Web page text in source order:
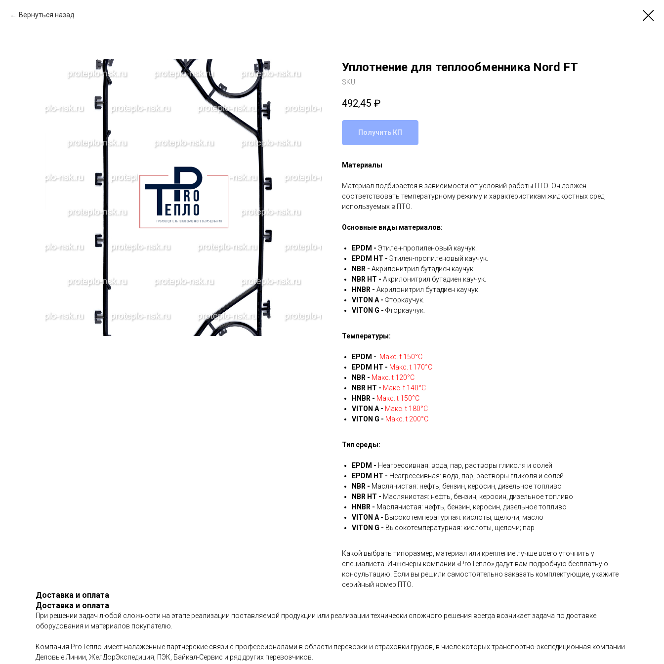
Вернуться назад
Уплотнение для теплообменника Nord FT
SKU:
492,45 ₽
Получить КП
Материалы
Материал подбирается в зависимости от условий работы ПТО. Он должен
соответствовать температурному режиму и характеристикам жидкостных сред,
используемых в ПТО.
Основные виды материалов:
EPDM - Этилен-пропиленовый каучук.
EPDM HT - Этилен-пропиленовый каучук.
NBR - Акрилонитрил бутадиен каучук.
NBR HT - Акрилонитрил бутадиен каучук.
HNBR - Акрилонитрил бутадиен каучук.
VITON A - Фторкаучук.
VITON G - Фторкаучук.
Температуры:
EPDM - Макс. t 150°С
EPDM HT - Макс. t 170°С
NBR - Макс. t 120°С
NBR HT - Макс. t 140°С
HNBR - Макс. t 150°С
VITON A - Макс. t 180°С
VITON G - Макс. t 200°С
Тип среды:
EPDM - Неагрессивная: вода, пар, растворы гликоля и солей
EPDM HT - Неагрессивная: вода, пар, растворы гликоля и солей
NBR - Маслянистая: нефть, бензин, керосин, дизельное топливо
NBR HT - Маслянистая: нефть, бензин, керосин, дизельное топливо
HNBR - Маслянистая: нефть, бензин, керосин, дизельное топливо
VITON A - Высокотемпературная: кислоты, щелочи; масло
VITON G - Высокотемпературная: кислоты, щелочи; пар
Какой выбрать типоразмер, материал или крепление лучше всего уточнить у
специалиста. Инженеры компании «ProТепло» дадут вам подробную бесплатную
консультацию. Если вы решили самостоятельно заказать комплектующие, укажите
серийный номер ПТО.
Доставка и оплата
Доставка и оплата
При решении задач любой сложности на этапе реализации поставляемой продукции или реализации технически сложного решения всегда возникает задача по доставке
оборудования и материалов покупателю.
Компания ProТепло имеет налаженные партнерские связи с профессионалами в области перевозки и страховки грузов, в числе которых транспортно-экспедиционная компании
Деловые Линии, ЖелДорЭкспедиция, ПЭК, Байкал-Сервис и ряд других перевозчиков.